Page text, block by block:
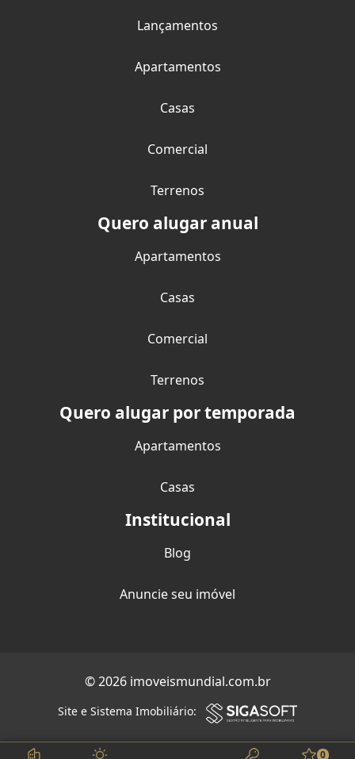
Lançamentos
Apartamentos
Casas
Comercial
Terrenos
Quero alugar anual
Apartamentos
Casas
Comercial
Terrenos
Quero alugar por temporada
Apartamentos
Casas
Institucional
Blog
Anuncie seu imóvel
© 2026 imoveismundial.com.br
Site e Sistema Imobiliário:
0